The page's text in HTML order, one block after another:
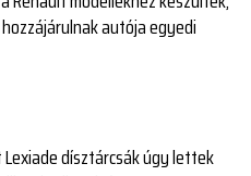
autója egyedi
Lexiade dísztárcsák úgy lettek